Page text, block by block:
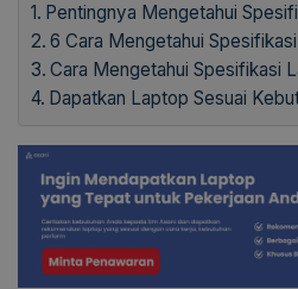
Pentingnya Mengetahui
6 Cara Mengetahui
Cara Mengetahui Spesifikasi
Dapatkan Laptop Sesuai